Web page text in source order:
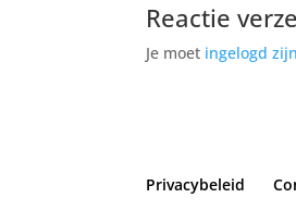
Reactie
Je moet ingelogd
Privacybeleid